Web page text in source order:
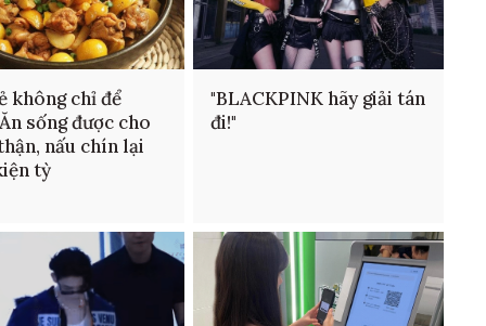
không chỉ để
sống được cho
nấu chín lại
tỳ
"BLACKPINK hãy giải tán
đi!"